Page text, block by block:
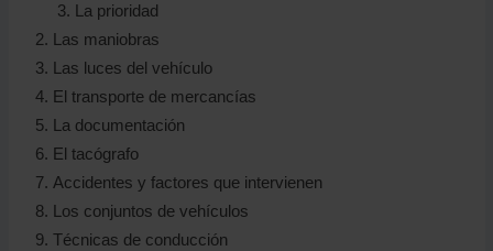
La prioridad
Las maniobras
Las luces del vehículo
El transporte de mercancías
La documentación
El tacógrafo
Accidentes y factores que intervienen
Los conjuntos de vehículos
Técnicas de conducción